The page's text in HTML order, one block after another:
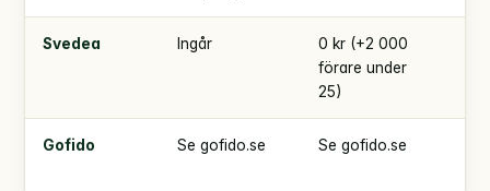
Svedea Ingår
0 kr (+2 000
förare under
25)
Gofido Se gofido.se Se gofido.se